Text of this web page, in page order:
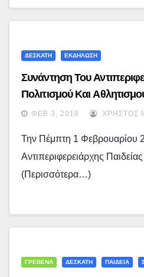
ΔΕΣΚΑΤΗ ΕΚΔΗΛΩΣΗ
Συνάντηση Του
Πολιτισμού Και
Δασκαλόπουλου Με
ΦΕΒ 3, 2018 ΧΡΉΣΤΟΣ
Την Πέμπτη 1 Φεβρουαρίου
Αντιπεριφερειάρχης
(περισσότερα…)
ΓΡΕΒΕΝΑ ΔΕΣΚΑΤΗ ΠΑΙΔΕΙΑ